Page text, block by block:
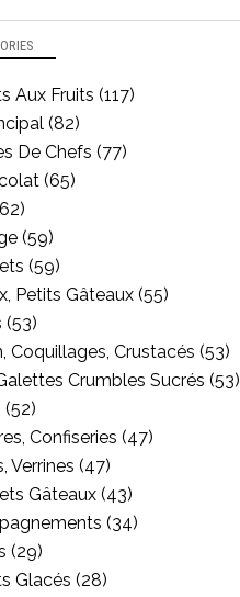
Aux Fruits (117)
(82)
De Chefs (77)
(65)
(59)
(59)
Petits Gâteaux (55)
(53)
Coquillages, Crustacés (53)
Crumbles Sucrés (53)
(52)
Confiseries (47)
Verrines (47)
Gâteaux (43)
(34)
(29)
Glacés (28)